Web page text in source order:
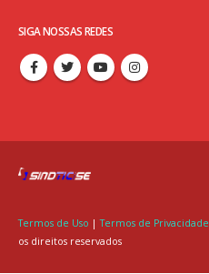
SIGA NOSSAS REDES
Termos de Uso |Termos de Privacidade
os direitos reservados